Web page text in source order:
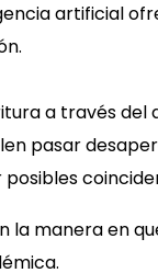
artificial
a través del
pasar
la manera en